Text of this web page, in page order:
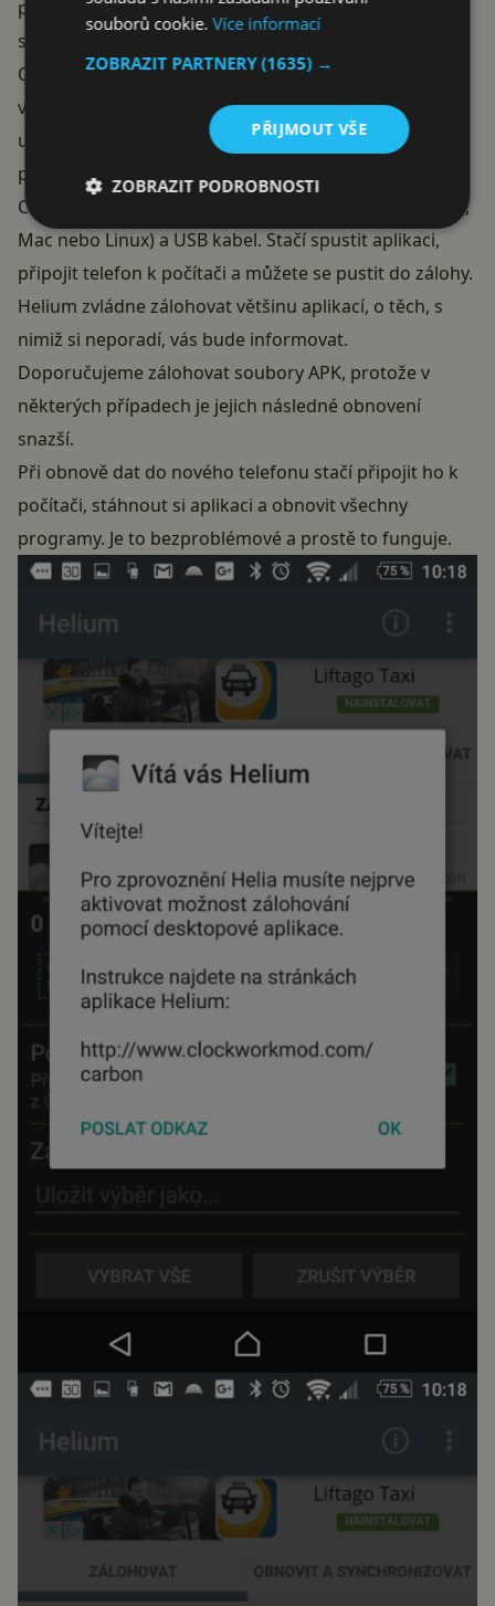
překvapeni, ale něco podobného lze provádět i na
starších verzích systému.
Osvědčený nástroj Helium od zkušeného týmu
vývojářů, pracujících pod hlavičkou Clockwork Mod,
umožňuje zálohovat aplikace včetně jejich dat. Vše, co
potřebujete, je aplikace Helium v zařízení,
Carbon v počítači
Windows,
Mac nebo Linux) a USB kabel. Stačí spustit aplikaci,
připojit telefon k počítači a můžete se pustit do zálohy.
Helium zvládne zálohovat většinu aplikací, o těch, s
nimiž si neporadí, vás bude informovat.
Doporučujeme zálohovat soubory APK, protože v
některých případech je jejich následné obnovení
snazší.
Při obnově dat do nového telefonu stačí připojit ho k
počítači, stáhnout si aplikaci a obnovit všechny
programy. Je to bezproblémové a prostě to funguje.
souborů cookie.Více informací
ZOBRAZIT PARTNERY(1635) →
PŘIJMOUT VŠE
ZOBRAZIT PODROBNOSTI